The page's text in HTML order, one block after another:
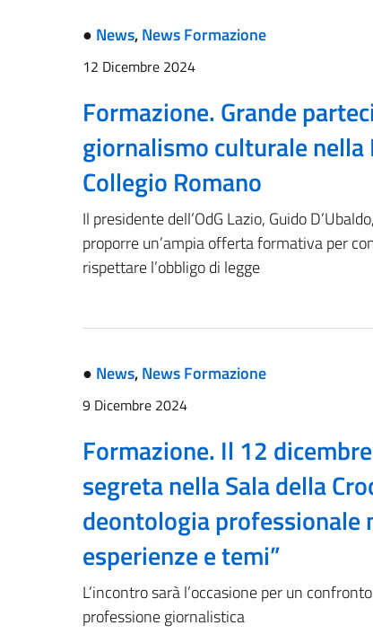
● News,News Formazione
12 Dicembre 2024
Formazione. Grande
giornalismo culturale nella
Collegio Romano
Il presidente dell’OdG Lazio, Guido
proporre un’ampia offerta formativa per
rispettare l’obbligo di legge
● News,News Formazione
9 Dicembre 2024
Formazione. Il 12
segreta nella Sala della
deontologia professionale
esperienze e temi”
L’incontro sarà l’occasione per un
professione giornalistica